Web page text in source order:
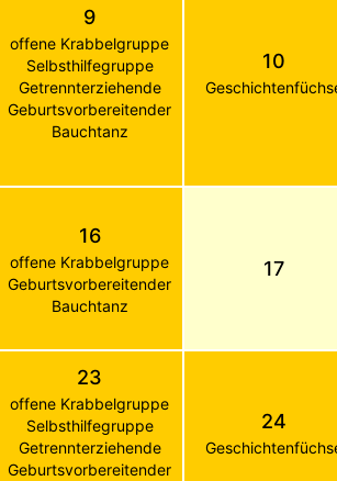
9
offene Krabbelgruppe
Selbsthilfegruppe
Getrennterziehende
Geburtsvorbereitender
Bauchtanz
10
16
offene Krabbelgruppe
Geburtsvorbereitender
Bauchtanz
17
23
offene Krabbelgruppe
Selbsthilfegruppe
Getrennterziehende
Geburtsvorbereitender
24